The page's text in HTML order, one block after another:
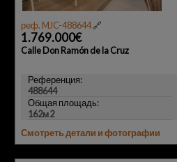
реф. MJC-488644🔗
1.769.000€
Calle Don Ramón de la Cruz
Референция:
488644
Общая площадь:
162м2
Смотреть детали и фотографии